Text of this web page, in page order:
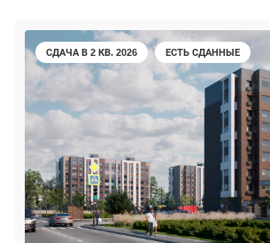
СДАЧА В 2 КВ. 2026 ЕСТЬ СДАННЫЕ